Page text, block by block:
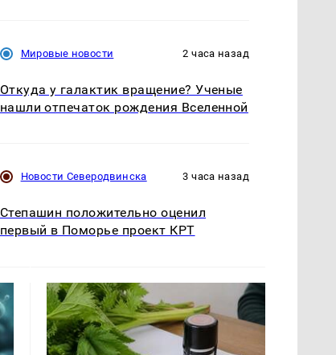
Мировые новости 2 часа назад
Откуда у галактик вращение? Ученые
нашли отпечаток рождения Вселенной
Новости Северодвинска 3 часа назад
Степашин положительно оценил
первый в Поморье проект КРТ